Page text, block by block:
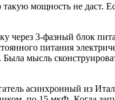
такую мощность не
через 3-фазный блок
питания
мысль
асинхронный из